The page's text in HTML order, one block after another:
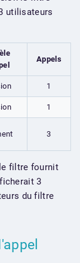
utilisateurs
Appels
1
1
3
filtre fournit
3
du filtre